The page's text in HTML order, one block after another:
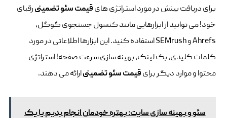
برای دریافت بینش در مورد استراتژی هایقیمت سئو تضمینیرقبای
خود! می توانید از ابزارهایی مانند کنسول جستجوی گوگل،
Ahrefs و SEMrush استفاده کنید. این ابزارها اطلاعاتی در مورد
کلمات کلیدی، بک لینک، بهینه سازی سرعت صفحه! استراتژی
محتوا و موارد دیگر برایقیمت سئو تضمینیارائه می دهند.
سئو و بهینه سازی سایت: بهتره خودمان انجام بدیم یا یک